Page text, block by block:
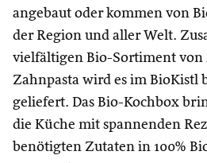
angebaut oder kommen von
der Region und aller Welt.
vielfältigen Bio-Sortiment von
Zahnpasta wird es im BioKistl
geliefert. Das Bio-Kochbox
die Küche mit spannenden
benötigten Zutaten in 100%